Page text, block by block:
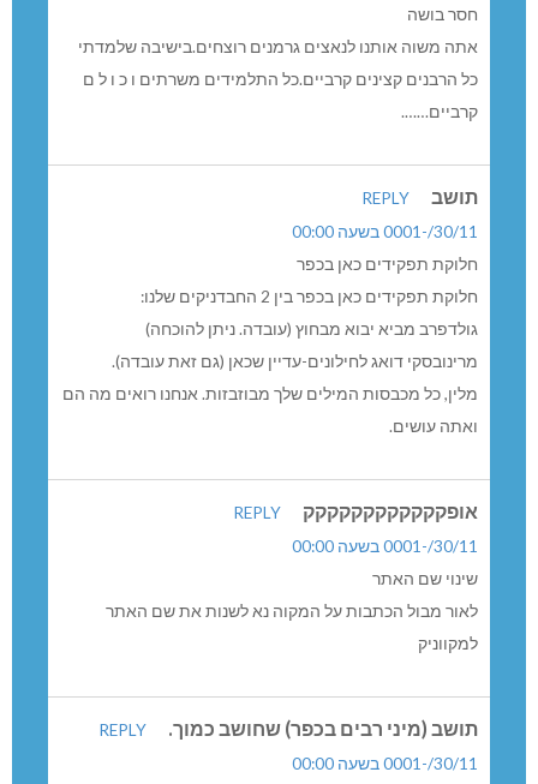
בושה
משוה אותנו לנאצים גרמנים רוצחים.בישיבה שלמדתי
הרבנים קצינים קרביים.כל התלמידים משרתים ו כ ו ל ם
REPLY
תפקידים כאן בכפר
תפקידים כאן בכפר בין 2 החבדניקים שלנו:
מביא יבוא מבחוץ (עובדה. ניתן להוכחה)
דואג לחילונים-עדיין שכאן (גם זאת עובדה).
כל מכבסות המילים שלך מבוזבזות. אנחנו רואים מה הם
עושים.
REPLY
שם האתר
מבול הכתבות על המקוה נא לשנות את שם האתר
(מיני רבים בכפר) שחושב כמוך.
REPLY